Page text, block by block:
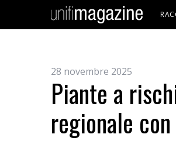
28 novembre 2025
Piante a
regionale